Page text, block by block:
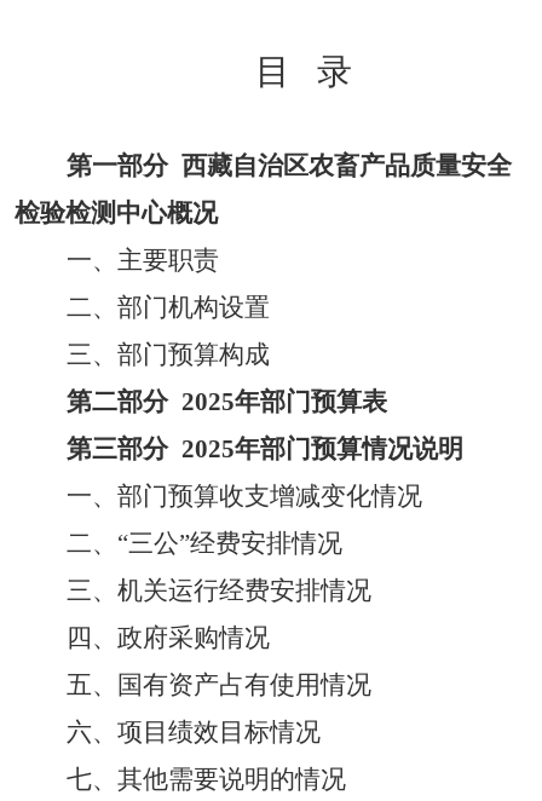
目 录
第一部分 西藏自治区农畜产品质量安全
检验检测 中心概况
一、主要职责
二、部门机构设置
三、 部门预算构成
第二部分2025年部门预算表
第三部分2025年部门预算情况说明
一、部门预算收支增减变化情况
二、 “三公”经费安排情况
三、机关运行经费安排情况
四、政府采购情况
五、国有资产占有使用情况
六、 项目绩效目标情况
七、 其他需要说明的情况